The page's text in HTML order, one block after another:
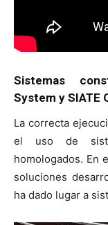
Sistemas
System y SIATE
La correcta
el uso de
homologados. En
soluciones
ha dado lugar a